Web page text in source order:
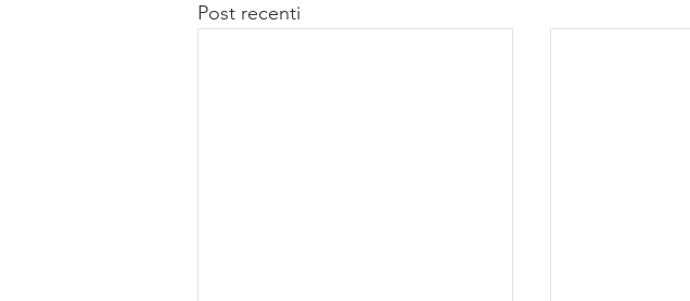
Post recenti